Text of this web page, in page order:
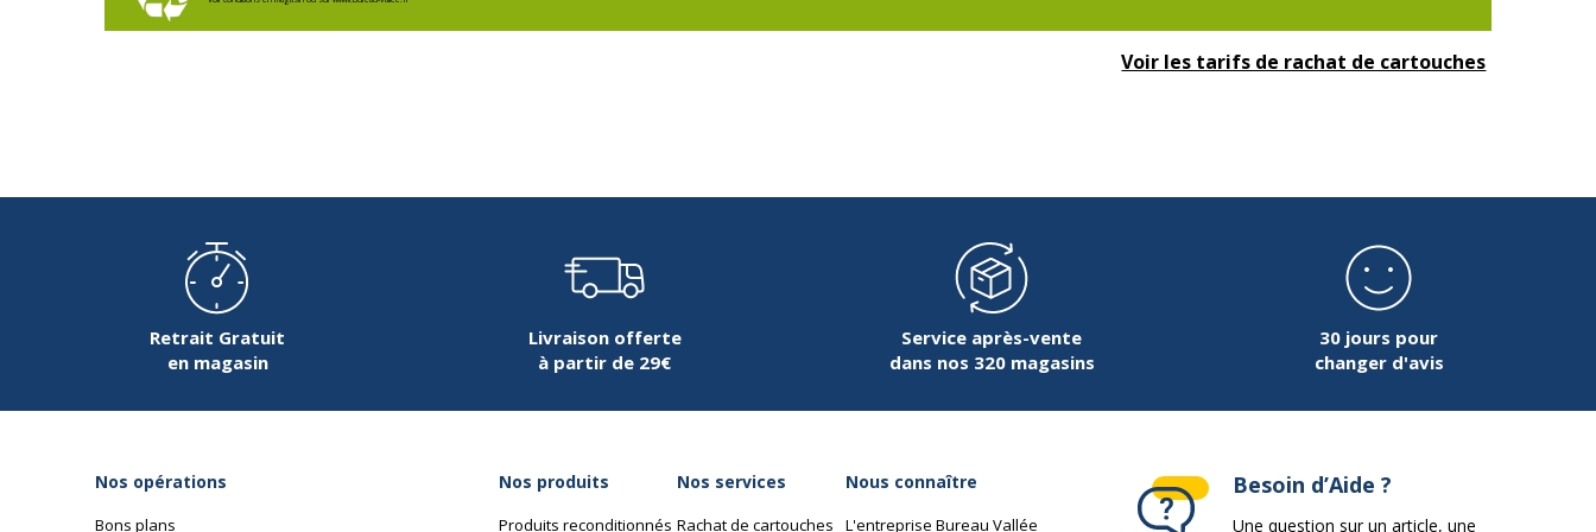
Voir les tarifs de rachat de cartouches
Retrait Gratuit
en magasin
Livraison offerte
à partir de 29€
Service après-vente
dans nos 320 magasins
30 jours pour
changer d'avis
Nos opérations
Bons plans
Nos produits
Produits reconditionnés
Nos services
Rachat de cartouches
Nous connaître
L'entreprise Bureau Vallée
Besoin d’Aide ?
Une question sur un article, une